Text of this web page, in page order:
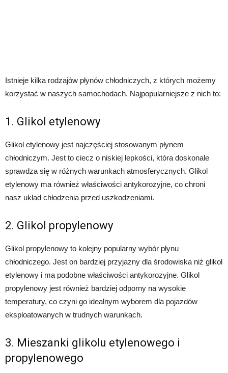
Istnieje kilka rodzajów płynów chłodniczych, z których możemy
korzystać w naszych samochodach. Najpopularniejsze z nich to:
1. Glikol etylenowy
Glikol etylenowy jest najczęściej stosowanym płynem
chłodniczym. Jest to ciecz o niskiej lepkości, która doskonale
sprawdza się w różnych warunkach atmosferycznych. Glikol
etylenowy ma również właściwości antykorozyjne, co chroni
nasz układ chłodzenia przed uszkodzeniami.
2. Glikol propylenowy
Glikol propylenowy to kolejny popularny wybór płynu
chłodniczego. Jest on bardziej przyjazny dla środowiska niż glikol
etylenowy i ma podobne właściwości antykorozyjne. Glikol
propylenowy jest również bardziej odporny na wysokie
temperatury, co czyni go idealnym wyborem dla pojazdów
eksploatowanych w trudnych warunkach.
3. Mieszanki glikolu etylenowego i
propylenowego